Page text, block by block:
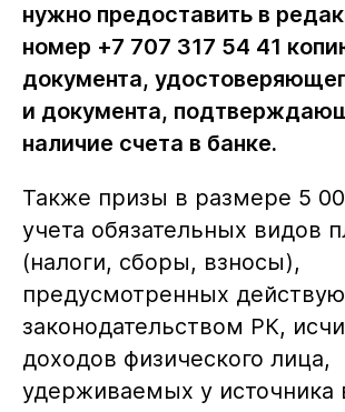
нужно предоставить в
номер +7 707 317 54 41
документа,
и документа,
наличие счета в банке.
Также призы в размере 5
учета обязательных видов
(налоги, сборы, взносы),
предусмотренных
законодательством РК,
доходов физического лица,
удерживаемых у источника